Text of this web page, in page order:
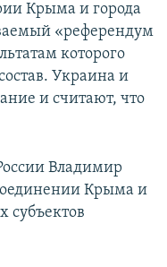
Крыма и города
«референдум
которого
Украина и
и считают, что
Владимир
Крыма и
субъектов